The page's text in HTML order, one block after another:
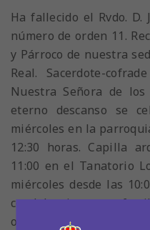
Ha fallecido el Rvdo. D.
número de orden 11.
y Párroco de nuestra
Real. Sacerdote-
Nuestra Señora de
eterno descanso se
miércoles en la
12:30 horas. Capilla
11:00 en el Tanatorio
miércoles desde las
condolencias a su
oraciones por su